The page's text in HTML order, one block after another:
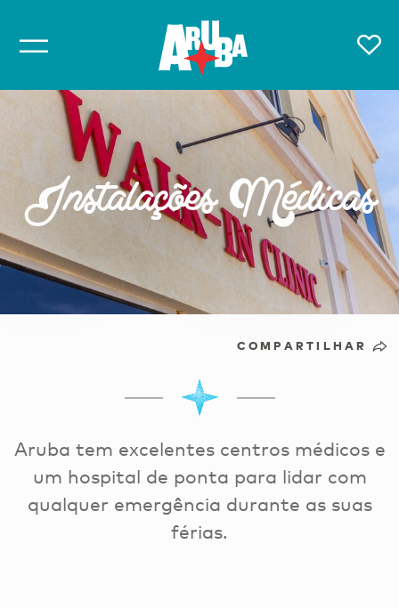
Instalações Médicas
COMPARTILHAR
Aruba tem excelentes centros médicos e
um hospital de ponta para lidar com
qualquer emergência durante as suas
férias.